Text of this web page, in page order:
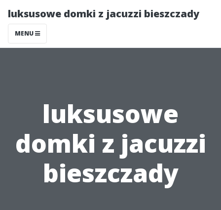
luksusowe domki z jacuzzi bieszczady
MENU
luksusowe
domki z jacuzzi
bieszczady